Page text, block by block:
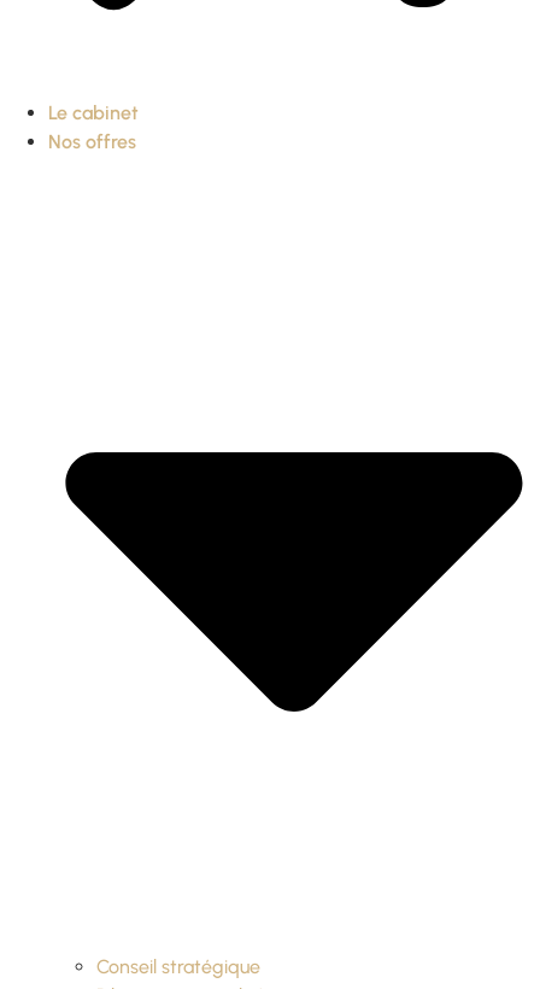
Le cabinet
Nos offres
Conseil stratégique